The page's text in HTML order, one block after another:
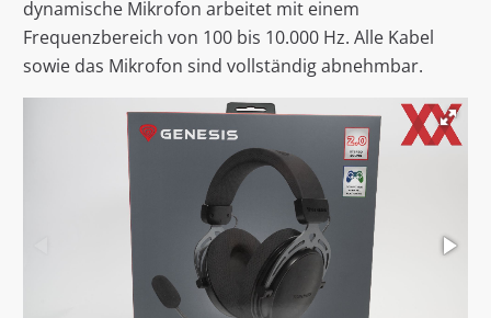
dynamische Mikrofon arbeitet mit einem
Frequenzbereich von 100 bis 10.000 Hz. Alle Kabel
sowie das Mikrofon sind vollständig abnehmbar.